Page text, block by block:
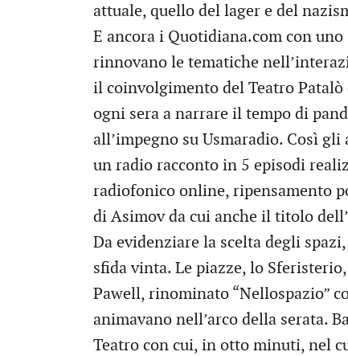
attuale, quello del lager e del
E ancora i Quotidiana.com con
rinnovano le tematiche
il coinvolgimento del Teatro Patalò
ogni sera a narrare il tempo di
all’impegno su Usmaradio. Così
un radio racconto in 5 episodi
radiofonico online, ripensamento
di Asimov da cui anche il titolo
Da evidenziare la scelta degli
sfida vinta. Le piazze, lo
Pawell, rinominato “Nellospazio”
animavano nell’arco della serata.
Teatro con cui, in otto minuti, nel